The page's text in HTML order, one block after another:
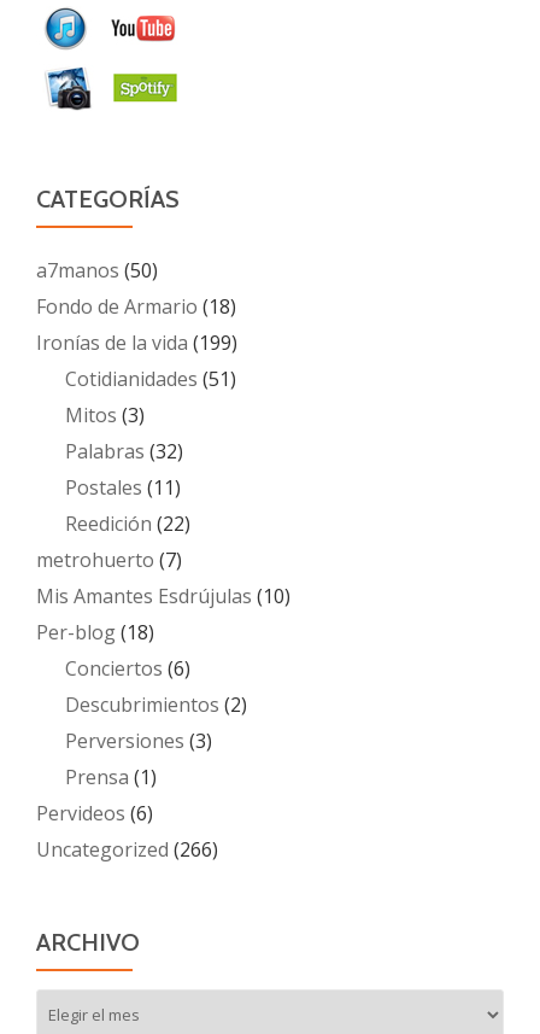
CATEGORÍAS
a7manos (50)
Fondo de Armario (18)
Ironías de la vida (199)
Cotidianidades (51)
Mitos (3)
Palabras (32)
Postales (11)
Reedición (22)
metrohuerto (7)
Mis Amantes Esdrújulas (10)
Per-blog(18)
Conciertos (6)
Descubrimientos (2)
Perversiones (3)
Prensa (1)
Pervideos (6)
Uncategorized (266)
ARCHIVO